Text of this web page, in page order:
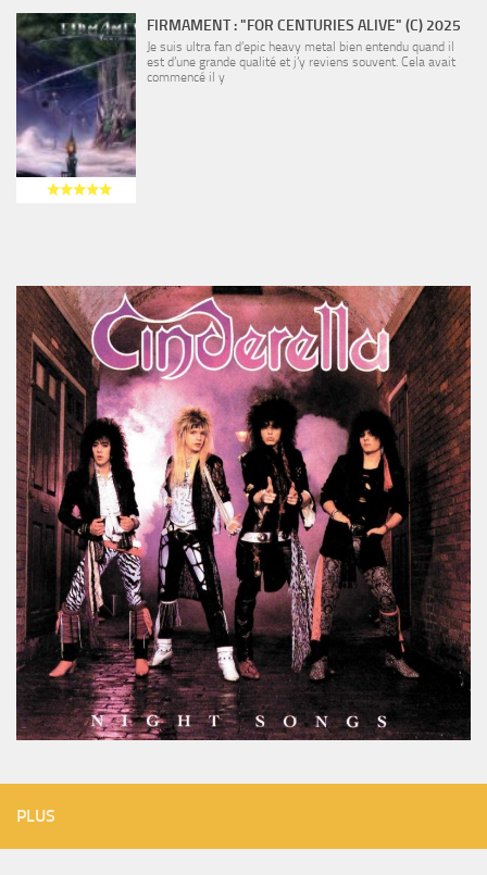
FIRMAMENT : "FOR CENTURIES ALIVE" (C) 2025
Je suis ultra fan d’epic heavy metal bien entendu quand il
est d’une grande qualité et j’y reviens souvent. Cela avait
commencé il y
PLUS